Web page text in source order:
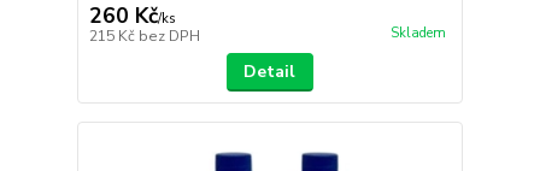
260 Kč/ks
215 Kč bez DPH Skladem
Detail